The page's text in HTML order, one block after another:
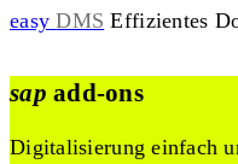
easy DMS Effizientes
sap add-ons
Digitalisierung einfach